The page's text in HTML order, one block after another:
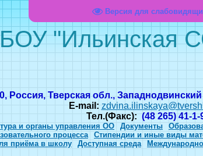
Версия для
"Ильинская
Россия, Тверская обл.,
E-mail:
Тел.(Факс): (48 265) 41-1-
и органы управления ОО Документы
процесса
Стипендии и иные виды
приёма в школу Доступная среда